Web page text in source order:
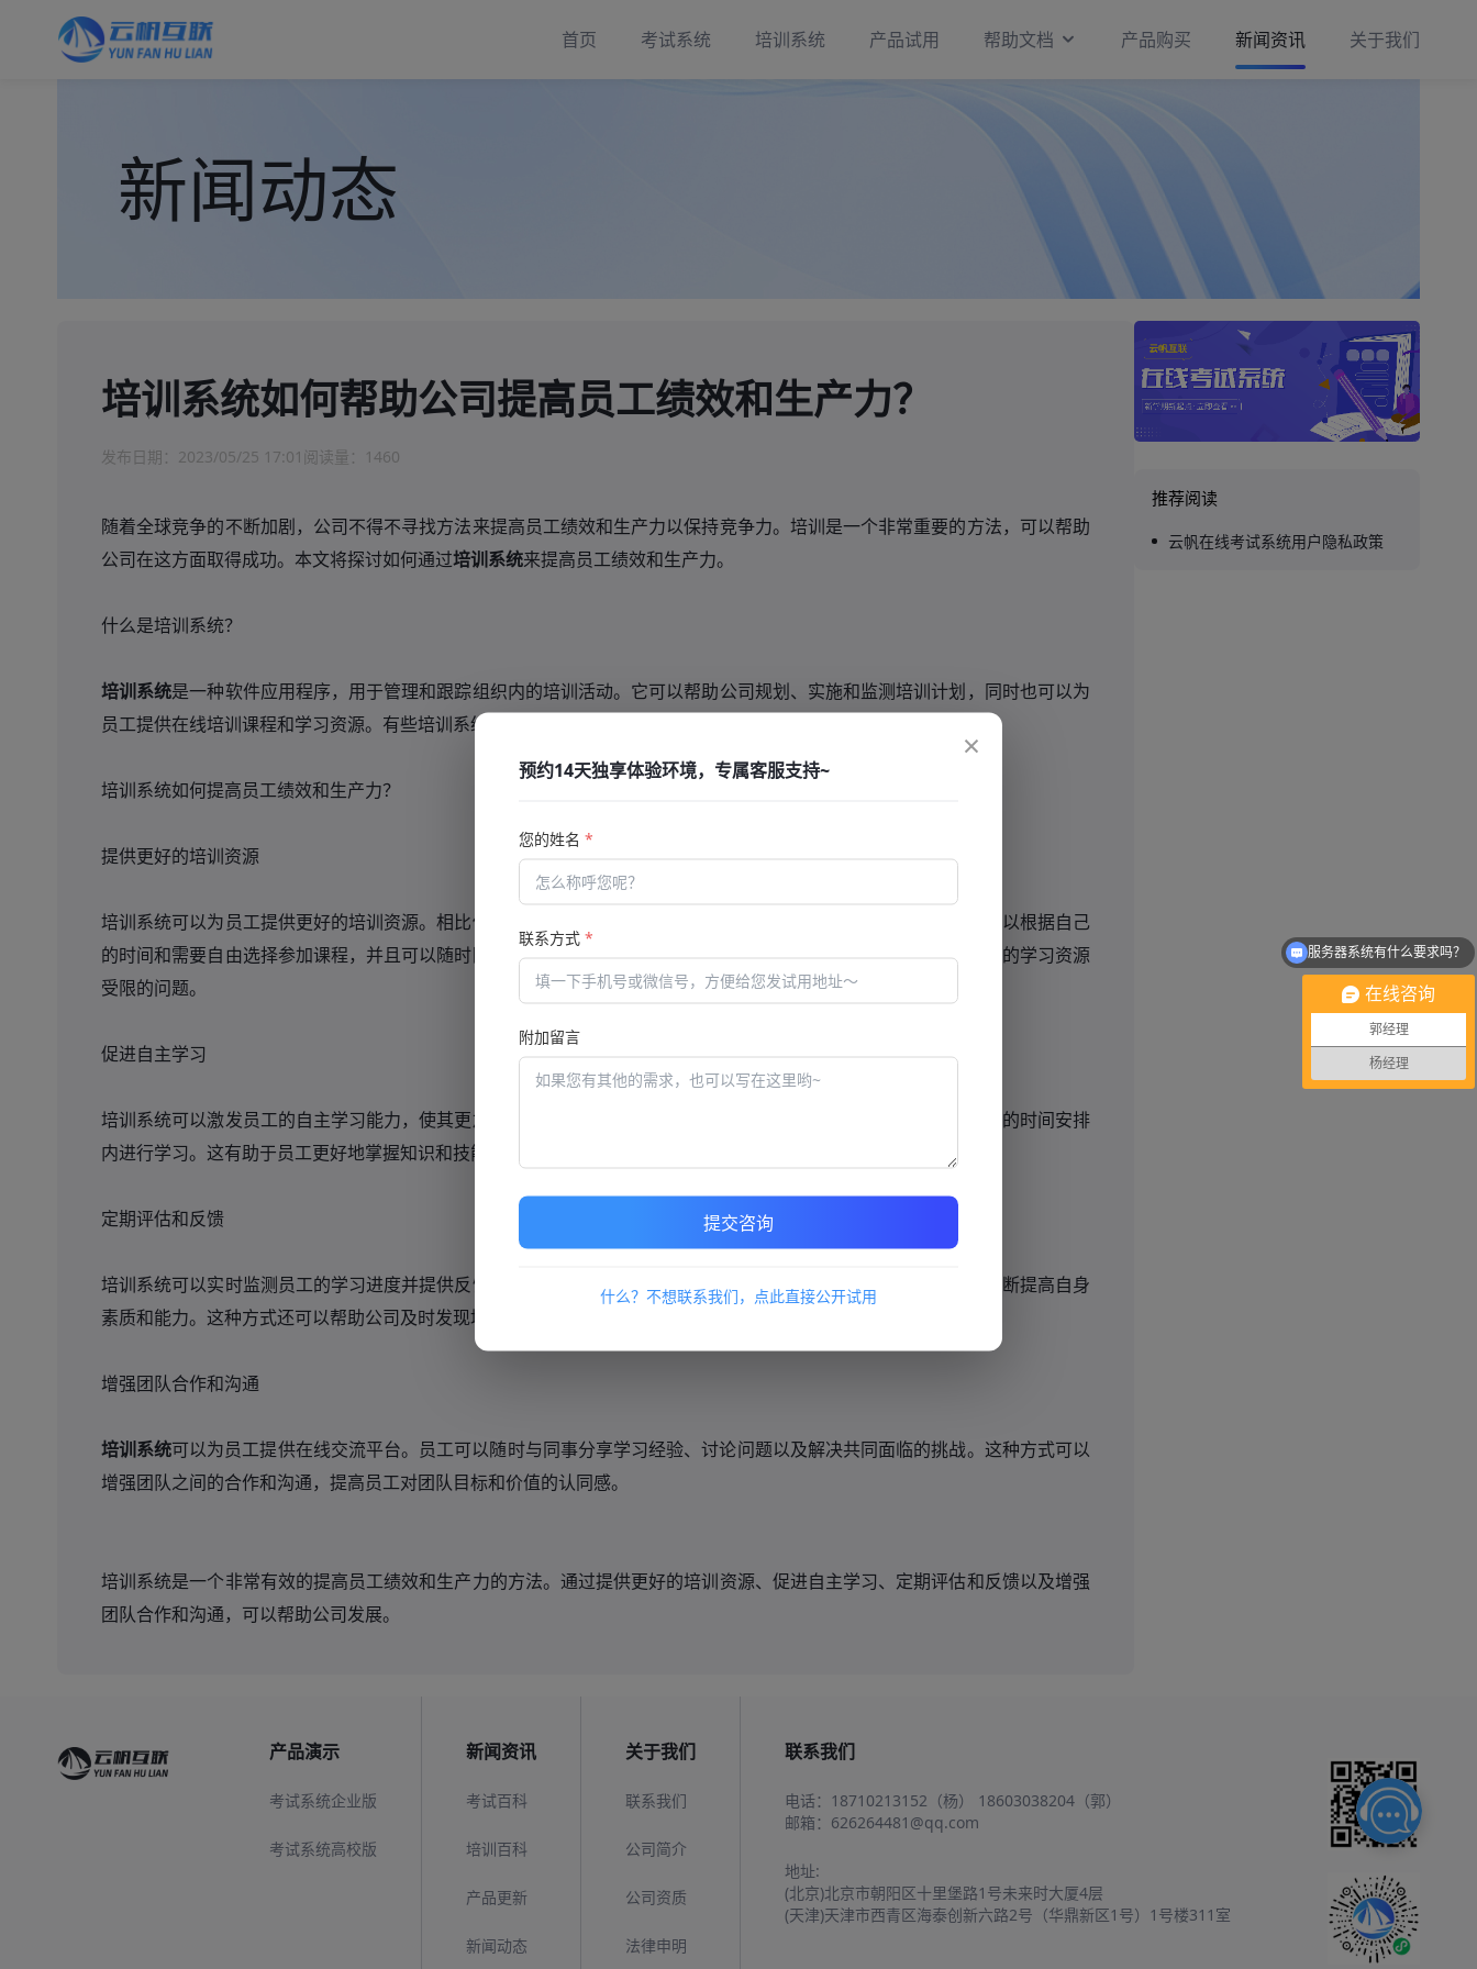
首页 考试系统 培训系统 产品试用 帮助文档 产品购买 新闻资讯 关于我们
新闻动态
培训系统如何帮助公司提高员工绩效和生产力？
发布日期： 2023/05/25 17:01 阅读量： 1460
随着全球竞争的不断加剧，公司不得不寻找方法来提高员工绩效和生产力以保持竞争力。培训是一个非常重要的方法，可以帮助
公司在这方面取得成功。本文将探讨如何通过培训系统来提高员工绩效和生产力。
什么是培训系统？
培训系统是一种软件应用程序，用于管理和跟踪组织内的培训活动。它可以帮助公司规划、实施和监测培训计划，同时也可以为
员工提供在线培训课程和学习资源。有些培训系统还可以自动生成报告，帮助公司评估培训的成效并做出调整。
培训系统如何提高员工绩效和生产力？
提供更好的培训资源
培训系统可以为员工提供更好的培训资源。相比传统的面对面培训，线上培训具有更大的灵活性和可扩展性。员工可以根据自己
的时间和需要自由选择参加课程，并且可以随时随地在线学习。这种方式可以减少因为时间、地点等固有条件而导致的学习资源
受限的问题。
促进自主学习
培训系统可以激发员工的自主学习能力，使其更加独立地学习和发展自己的技能。员工可以自由选择课程，并在自己的时间安排
内进行学习。这有助于员工更好地掌握知识和技能，提高其绩效和生产力。
定期评估和反馈
培训系统可以实时监测员工的学习进度并提供反馈。公司可以定期评估员工的学习成果并给予反馈，从而鼓励员工不断提高自身
素质和能力。这种方式还可以帮助公司及时发现培训计划中存在的问题并做出调整，以确保培训计划的有效性。
增强团队合作和沟通
培训系统可以为员工提供在线交流平台。员工可以随时与同事分享学习经验、讨论问题以及解决共同面临的挑战。这种方式可以
增强团队之间的合作和沟通，提高员工对团队目标和价值的认同感。
培训系统是一个非常有效的提高员工绩效和生产力的方法。通过提供更好的培训资源、促进自主学习、定期评估和反馈以及增强
团队合作和沟通，可以帮助公司发展。
推荐阅读
云帆在线考试系统用户隐私政策
产品演示
考试系统企业版
考试系统高校版
新闻资讯
考试百科
培训百科
产品更新
新闻动态
关于我们
联系我们
公司简介
公司资质
法律申明
联系我们
电话： 18710213152（杨）
18603038204（郭）
邮箱： 626264481@qq.com
地址:
(北京)北京市朝阳区十里堡路1号未来时大厦4层
(天津)天津市西青区海泰创新六路2号（华鼎新区1号）1号楼311室
×
预约14天独享体验环境，专属客服支持~
您的姓名 *
联系方式 *
附加留言
提交咨询
什么？不想联系我们，点此直接公开试用
在线咨询
郭经理
杨经理
服务器系统有什么要求吗？